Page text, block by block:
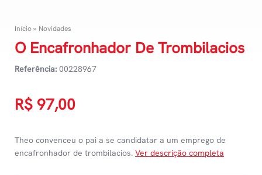
Início» Novidades
O Encafronhador De Trombilacios
Referência: 00228967
R$ 97,00
Theo convenceu o pai a se candidatar a um emprego de
encafronhador de trombilacios. Ver descrição completa